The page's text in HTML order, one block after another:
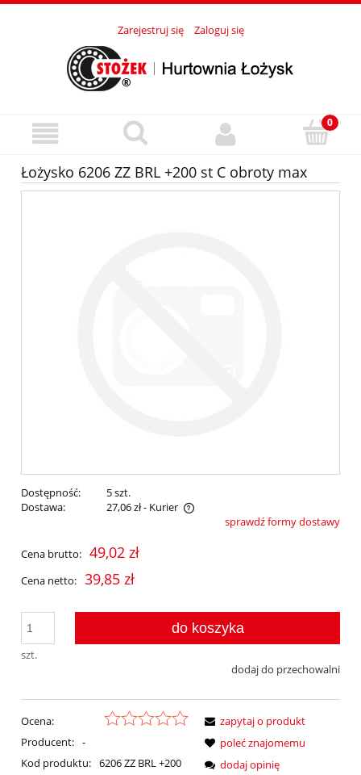
Zarejestruj się Zaloguj się
Łożysko 6206 ZZ BRL +200 st C obroty max
Dostępność:
5 szt.
Dostawa:
27,06 zł- Kurier
Cena nie zawiera ewentualnych kosztów płatnościsprawdź formy dostawy
Cena brutto: 49,02 zł
Cena netto: 39,85 zł
szt.
do koszyka
dodaj do przechowalni
Ocena:
Producent: -
Kod produktu: 6206 ZZ BRL +200
zapytaj o produkt
poleć znajomemu
dodaj opinię